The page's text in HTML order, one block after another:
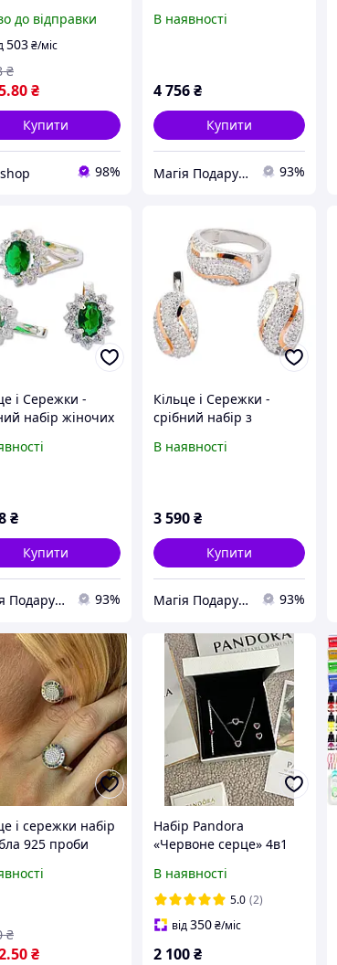
до відправки
503₴/міс
.80₴
₴
Купити
98%
"Мирцелла"
В наявності
4 756₴
Купити
Магія Подарунка 93%
і Сережки -
набір жіночих
₴
Купити
Магія Подарунка 93%
Кільце і Сережки -
срібний набір з
В наявності
3 590₴
Купити
Магія Подарунка 93%
і сережки набір
925 проби
.50₴
₴
Набір Pandora
«Червоне серце» 4в1
браслет і сережки-
цвяшки
В наявності
5.0 (2)
від350₴/міс
2 100₴